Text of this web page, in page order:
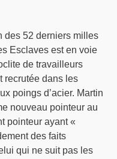
des 52 derniers milles
Esclaves est en voie
de travailleurs
recrutée dans les
poings d’acier. Martin
nouveau pointeur au
pointeur ayant «
des faits
qui ne suit pas les